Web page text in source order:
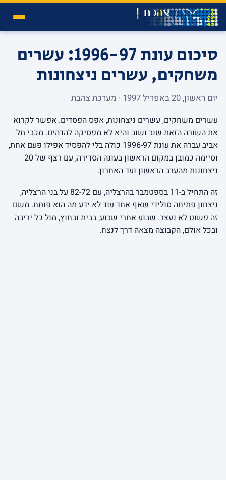
סיכום עונת 1996-97: עשרים
משחקים, עשרים ניצחונות
יום ראשון, 20 באפריל 1997 · מערכת צהבת
עשרים משחקים, עשרים ניצחונות, אפס הפסדים. אפשר לקרוא
את השורה הזאת שוב ושוב והיא לא מפסיקה להדהים. מכבי תל
אביב עברה את עונת 1996-97 כולה בלי להפסיד אפילו פעם אחת,
וסיימה כמובן במקום הראשון בעונה הסדירה, עם רצף של 20
ניצחונות מהערב הראשון ועד האחרון.
זה התחיל ב-11 בספטמבר בהרצליה, עם 82-72 על בני הרצליה,
ניצחון פתיחה סולידי שאף אחד עוד לא ידע מה הוא פותח. משם
זה פשוט לא נעצר. שבוע אחרי שבוע, בבית ובחוץ, מול כל יריבה
ובכל אולם, הקבוצה מצאה דרך לנצח.